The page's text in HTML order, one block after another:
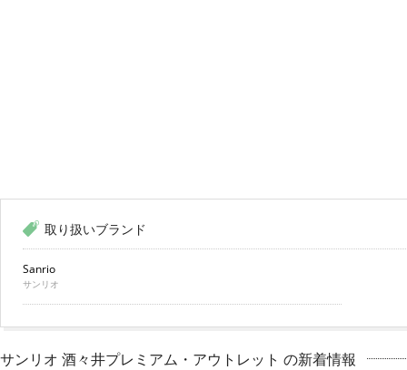
取り扱いブランド
Sanrio
サンリオ
サンリオ 酒々井プレミアム・アウトレット の新着情報